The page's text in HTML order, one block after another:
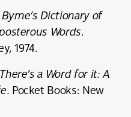
Dictionary of
Words.
1974.
There’s a Word for it: A
. Pocket Books: New